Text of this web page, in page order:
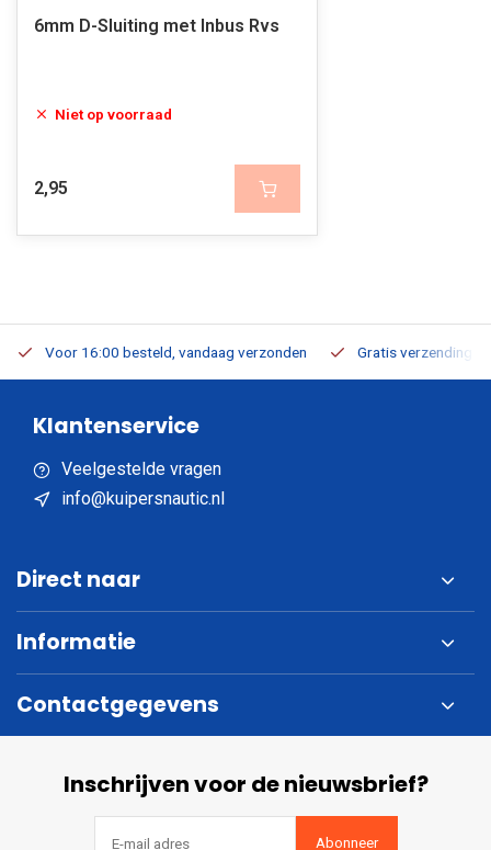
6mm D-Sluiting met Inbus Rvs
Niet op voorraad
2,95
Voor 16:00 besteld, vandaag verzonden Gratis verzending
Klantenservice
Veelgestelde vragen
info@kuipersnautic.nl
Direct naar
Informatie
Contactgegevens
Inschrijven voor de nieuwsbrief?
Abonneer